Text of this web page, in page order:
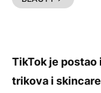
TikTok je
trikova i